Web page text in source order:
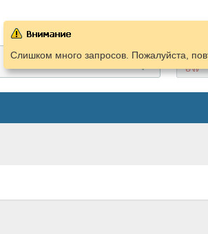
Слишком много запросов. Пожалуйста,